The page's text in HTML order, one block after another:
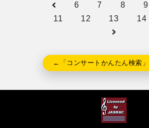
6 7 8 9
11
12 13 14
←「コンサートかんたん検索